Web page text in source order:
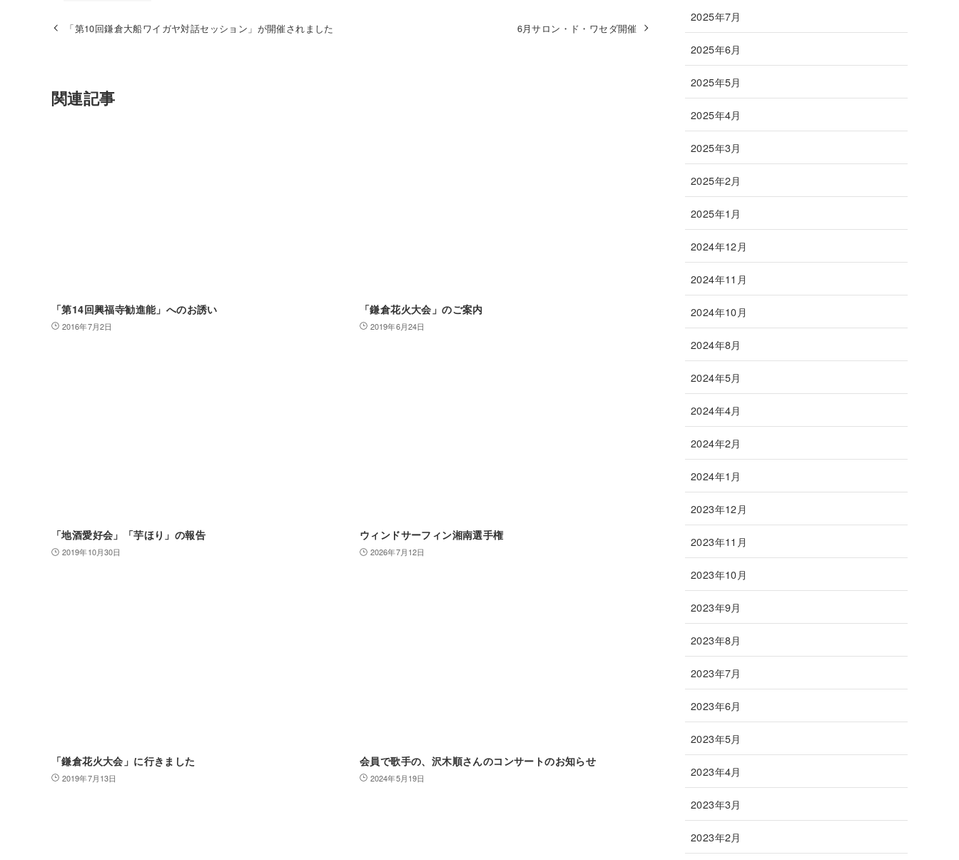
「第10回鎌倉大船ワイガヤ対話セッション」が開催されました 6月サロン・ド・ワセダ開催
関連記事
「第14回興福寺勧進能」へのお誘い
2016年7月2日
「鎌倉花火大会」のご案内
2019年6月24日
「地酒愛好会」「芋ほり」の報告
2019年10月30日
ウィンドサーフィン湘南選手権
2026年7月12日
「鎌倉花火大会」に行きました
2019年7月13日
会員で歌手の、沢木順さんのコンサートのお知らせ
2024年5月19日
2025年7月
2025年6月
2025年5月
2025年4月
2025年3月
2025年2月
2025年1月
2024年12月
2024年11月
2024年10月
2024年8月
2024年5月
2024年4月
2024年2月
2024年1月
2023年12月
2023年11月
2023年10月
2023年9月
2023年8月
2023年7月
2023年6月
2023年5月
2023年4月
2023年3月
2023年2月